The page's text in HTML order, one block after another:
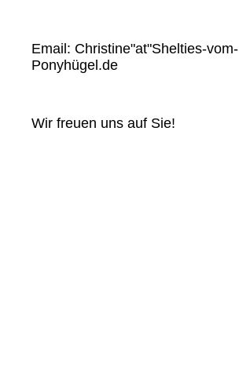
Email: Christine"at"Shelties-vom-
Ponyhügel.de
Wir freuen uns auf Sie!